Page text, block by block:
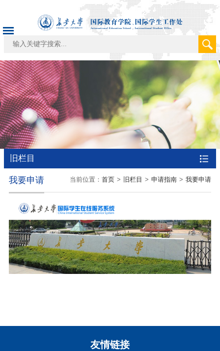
旧栏目
当前位置： 首页 > 旧栏目 > 申请指南 > 我要申请
我要申请
友情链接